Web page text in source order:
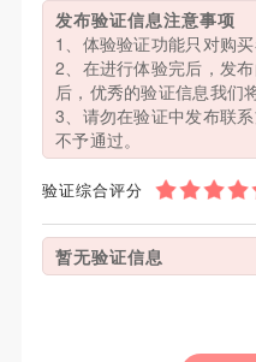
发布验证信息注意事项
1、体验验证功能只对购
2、在进行体验完后，发
后，优秀的验证信息我们
3、请勿在验证中发布联
不予通过。
验证综合评分
暂无验证信息